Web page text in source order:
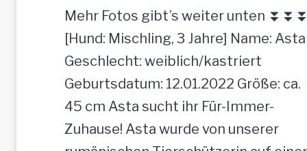
t
r
a
u
l
i
c
Mehr Fotos gibt’s weiter unten
[Hund: Mischling, 3 Jahre] Name: Asta
Geschlecht: weiblich/kastriert
Geburtsdatum: 12.01.2022 Größe: ca.
45 cm Asta sucht ihr Für-Immer-
Zuhause! Asta wurde von unserer